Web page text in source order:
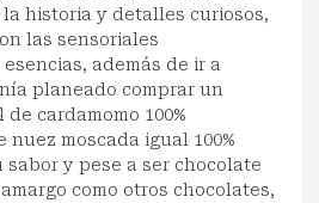
historia y detalles curiosos,
las sensoriales
además de ir a
planeado comprar un
cardamomo 100%
moscada igual 100%
sabor y pese a ser chocolate
como otros chocolates,